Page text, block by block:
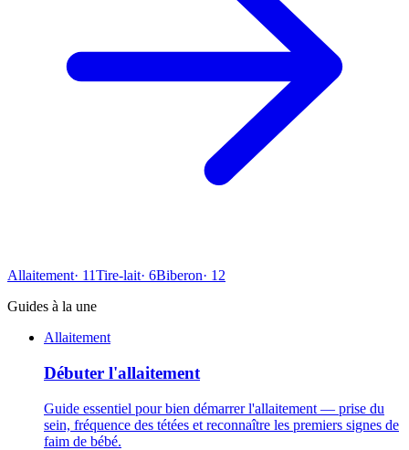
Allaitement· 11Tire-lait· 6Biberon· 12
Guides à la une
Allaitement
Débuter l'allaitement
Guide essentiel pour bien démarrer l'allaitement — prise du
sein, fréquence des tétées et reconnaître les premiers signes de
faim de bébé.